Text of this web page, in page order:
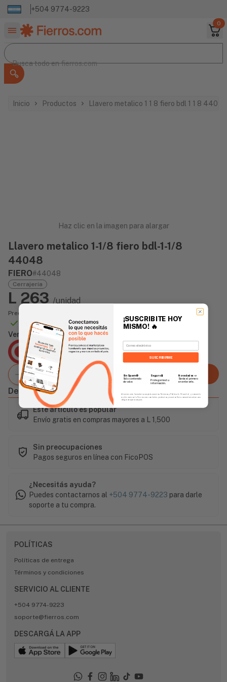
+504 9774-9223
0
Buscar productos
Busca todo en
Busca todo enfierros.com
Inicio Productos Llavero metalico 1 1 8 fiero bdl 1 1 8 44048
Haz clic en la imagen para alargar
Llavero metalico 1-1/8 fiero bdl-1-1/8
44048
FIERO#44048
Cerrajería
L 263 /unidad
Precio incluye impuesto sobre ventas
Disponible Online
Vendido Por:
Agencia Global
2 días - Tiempo de Entrega Promedio
Agregar al carrito
Descripción
Este artículo es popular
Envío gratis en compras mayores a L 1,500
Sin preocupaciones
Pagos seguros en línea con FicoPOS
¿Necesitás ayuda?
Puedes contactarnos al +504 9774-9223 para darle
soporte a tu compra.
POLÍTICAS
Políticas de entrega
Términos y condiciones
SERVICIO AL CLIENTE
+504 9774-9223
soporte@fierros.com
DESCARGÁ LA APP
¡SUSCRIBITE HOY
MISMO! 🔥
Email
SUSCRIBIRME
Sin Spam 🚫
Solo contenido
de valor.
Seguro 🔒
Protegemos tu
información.
Novedades 📣
Serás el primero
en enterarte.
Al enviar este formulario, aceptás nuestros Términos y Política de Privacidad, y consentís
recibir correos de Fierros con novedades, productos y eventos. Este consentimiento no es
obligatorio para comprar.